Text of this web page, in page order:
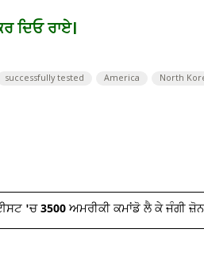
ਦਿਓ ਰਾਏ।
successfully tested America North
'ਚ 3500 ਅਮਰੀਕੀ ਕਮਾਂਡੋ ਲੈ ਕੇ ਜੰਗੀ